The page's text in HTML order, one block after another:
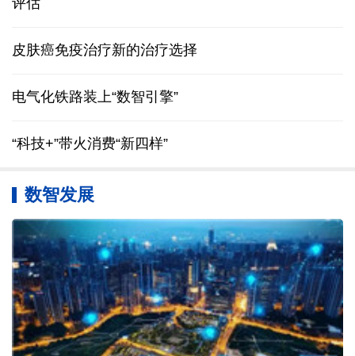
评估
皮肤癌免疫治疗新的治疗选择
电气化铁路装上“数智引擎”
“科技+”带火消费“新四样”
数智发展